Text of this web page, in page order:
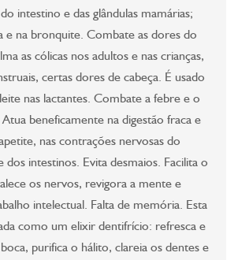
intestino e das glândulas mamárias;
e na bronquite. Combate as dores do
as cólicas nos adultos e nas crianças,
certas dores de cabeça. É usado
nas lactantes. Combate a febre e o
beneficamente na digestão fraca e
nas contrações nervosas do
dos intestinos. Evita desmaios. Facilita o
os nervos, revigora a mente e
intelectual. Falta de memória. Esta
como um elixir dentifrício: refresca e
purifica o hálito, clareia os dentes e